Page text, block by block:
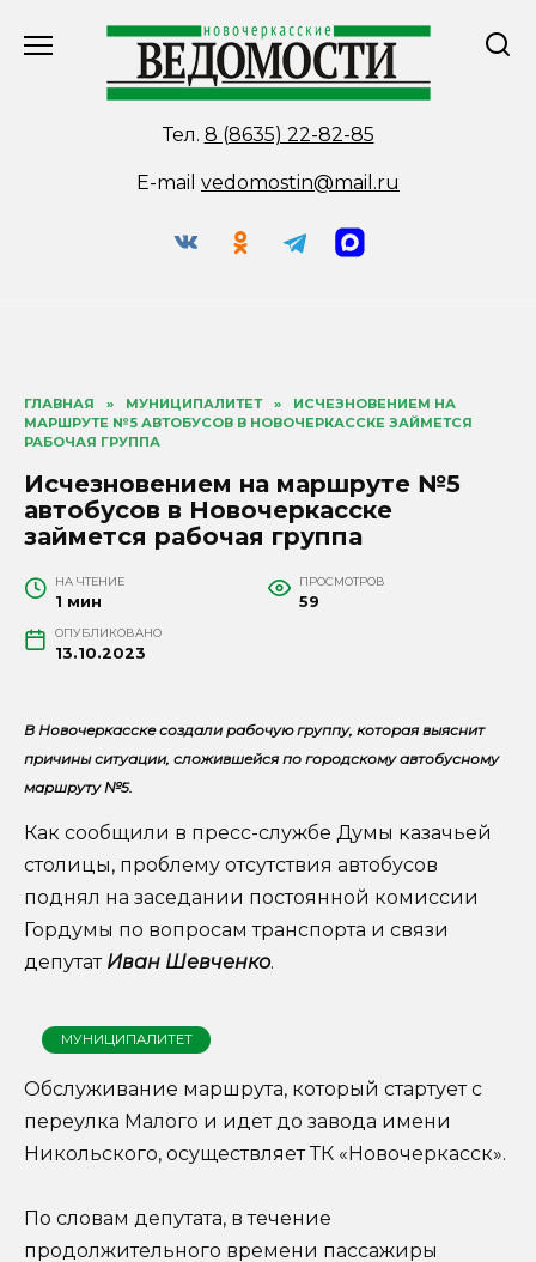
Тел. 8 (8635) 22-82-85
E-mail vedomostin@mail.ru
ГЛАВНАЯ » МУНИЦИПАЛИТЕТ »
ИСЧЕЗНОВЕНИЕМ НА
МАРШРУТЕ №5 АВТОБУСОВ В НОВОЧЕРКАССКЕ ЗАЙМЕТСЯ
РАБОЧАЯ ГРУППА
Исчезновением на маршруте №5
автобусов в Новочеркасске
займется рабочая группа
НА ЧТЕНИЕ
1 мин
ПРОСМОТРОВ
59
ОПУБЛИКОВАНО
13.10.2023
В Новочеркасске создали рабочую группу, которая выяснит
причины ситуации, сложившейся по городскому автобусному
маршруту №5.
Как сообщили в пресс-службе Думы казачьей
столицы, проблему отсутствия автобусов
поднял на заседании постоянной комиссии
Гордумы по вопросам транспорта и связи
депутат Иван Шевченко.
МУНИЦИПАЛИТЕТ
Обслуживание маршрута, который стартует с
переулка Малого и идет до завода имени
Никольского, осуществляет ТК «Новочеркасск».
По словам депутата, в течение
продолжительного времени пассажиры